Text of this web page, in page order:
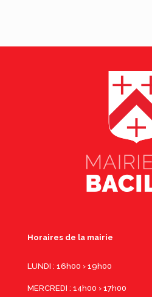
Horaires de la mairie
LUNDI : 16h00 › 19h00
MERCREDI : 14h00 › 17h00